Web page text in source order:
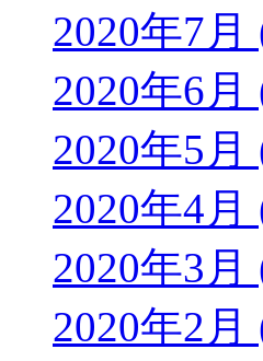
2020年7月
2020年6月
2020年5月
2020年4月
2020年3月
2020年2月